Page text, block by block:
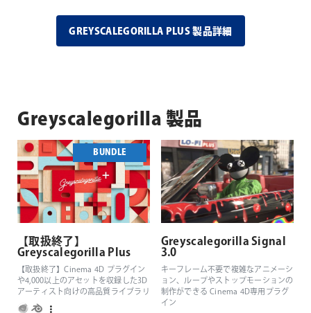
GREYSCALEGORILLA PLUS 製品詳細
Greyscalegorilla 製品
BUNDLE
【取扱終了】
Greyscalegorilla Plus
【取扱終了】Cinema 4D プラグイン
や4,000以上のアセットを収録した3D
アーティスト向けの高品質ライブラリ
Greyscalegorilla Signal
3.0
キーフレーム不要で複雑なアニメーシ
ョン、ループやストップモーションの
制作ができる Cinema 4D専用プラグ
イン